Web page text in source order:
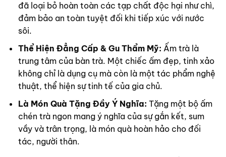
đã loại bỏ hoàn toàn các tạp chất độc hại như chì,
đảm bảo an toàn tuyệt đối khi tiếp xúc với nước
sôi.
Thể Hiện Đẳng Cấp & Gu Thẩm Mỹ: Ấm trà là
trung tâm của bàn trà. Một chiếc ấm đẹp, tinh xảo
không chỉ là dụng cụ mà còn là một tác phẩm nghệ
thuật, thể hiện sự tinh tế của gia chủ.
Là Món Quà Tặng Đầy Ý Nghĩa: Tặng một bộ ấm
chén trà ngon mang ý nghĩa của sự gắn kết, sum
vầy và trân trọng, là món quà hoàn hảo cho đối
tác, người thân.